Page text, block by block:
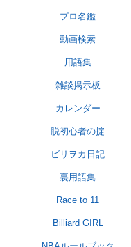
プロ名鑑
動画検索
用語集
雑談掲示板
カレンダー
脱初心者の掟
ビリヲカ日記
裏用語集
Race to 11
Billiard GIRL